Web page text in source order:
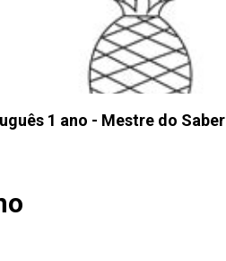
1 ano - Mestre do Saber